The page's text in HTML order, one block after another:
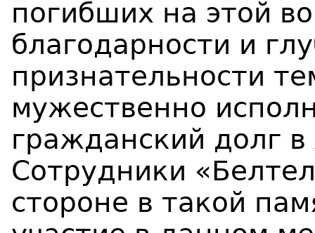
погибших на этой
благодарности и
признательности
мужественно
гражданский долг
Сотрудники
стороне в такой